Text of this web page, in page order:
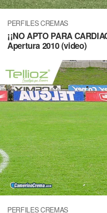
PERFILES CREMAS
¡¡NO APTO PARA
Apertura 2010 (video)
PERFILES CREMAS